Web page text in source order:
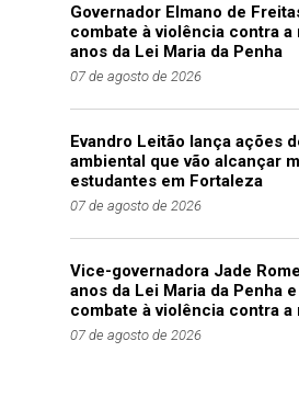
Governador Elmano de
combate à violência contra a
anos da Lei Maria da Penha
07 de agosto de 2026
Evandro Leitão lança ações
ambiental que vão alcançar
estudantes em Fortaleza
07 de agosto de 2026
Vice-governadora Jade
anos da Lei Maria da Penha
combate à violência contra a
07 de agosto de 2026